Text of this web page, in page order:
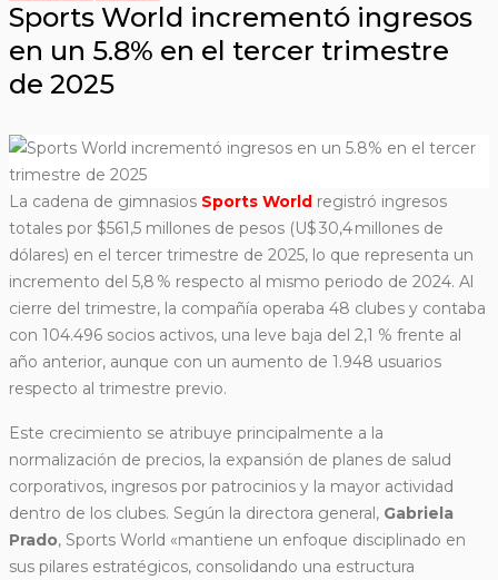
Sports World incrementó ingresos
en un 5.8% en el tercer trimestre
de 2025
La cadena de gimnasios Sports World registró ingresos
totales por $561,5 millones de pesos (U$ 30,4 millones de
dólares) en el tercer trimestre de 2025, lo que representa un
incremento del 5,8 % respecto al mismo periodo de 2024. Al
cierre del trimestre, la compañía operaba 48 clubes y contaba
con 104.496 socios activos, una leve baja del 2,1 % frente al
año anterior, aunque con un aumento de 1.948 usuarios
respecto al trimestre previo.
Este crecimiento se atribuye principalmente a la
normalización de precios, la expansión de planes de salud
corporativos, ingresos por patrocinios y la mayor actividad
dentro de los clubes. Según la directora general, Gabriela
Prado, Sports World «mantiene un enfoque disciplinado en
sus pilares estratégicos, consolidando una estructura